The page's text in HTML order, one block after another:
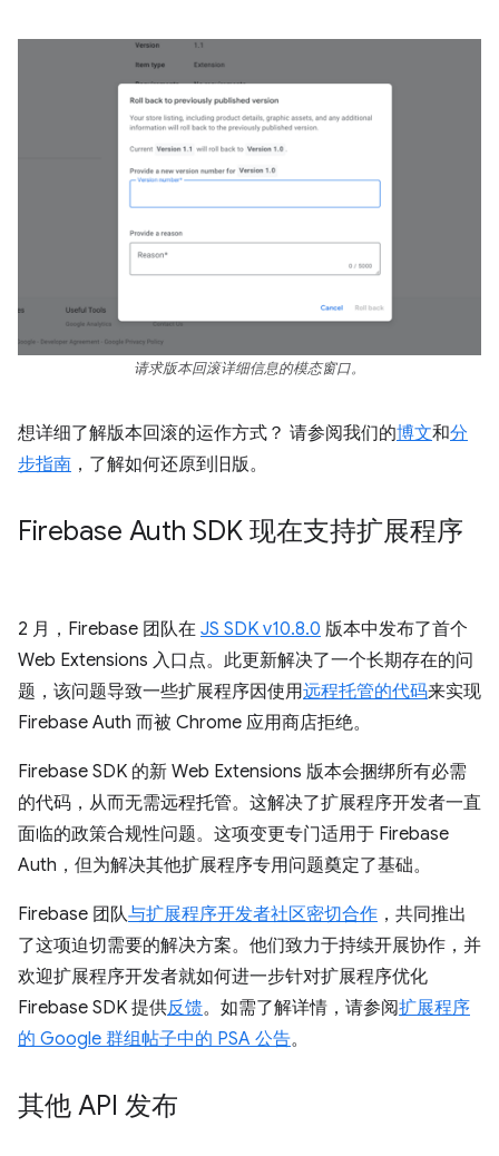
请求版本回滚详细信息的模态窗口。
想详细了解版本回滚的运作方式？ 请参阅我们的博文和分
步指南 ，了解如何还原到旧版。
Firebase Auth SDK 现在支持扩展程序
2 月，Firebase 团队在 JS SDK v10.8.0 版本中发布了首个
Web Extensions 入口点。此更新解决了一个长期存在的问
题，该问题导致一些扩展程序因使用远程托管的代码来实现
Firebase Auth 而被 Chrome 应用商店拒绝。
Firebase SDK 的新 Web Extensions 版本会捆绑所有必需
的代码，从而无需远程托管。这解决了扩展程序开发者一直
面临的政策合规性问题。这项变更专门适用于 Firebase
Auth，但为解决其他扩展程序专用问题奠定了基础。
Firebase 团队与扩展程序开发者社区密切合作 ，共同推出
了这项迫切需要的解决方案。他们致力于持续开展协作，并
欢迎扩展程序开发者就如何进一步针对扩展程序优化
Firebase SDK 提供反馈。如需了解详情，请参阅扩展程序
的 Google 群组帖子中的 PSA 公告。
其他 API 发布